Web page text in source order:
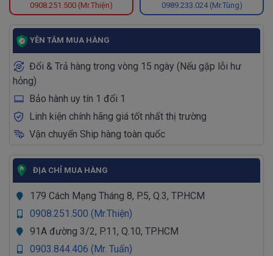
0908.251.500 (Mr.Thiện) 0989.233.024 (Mr.Tùng)
YÊN TÂM MUA HÀNG
Đổi & Trả hàng trong vòng 15 ngày (Nếu gặp lỗi hư
hỏng)
Bảo hành uy tín 1 đổi 1
Linh kiện chính hãng giá tốt nhất thị trường
Vận chuyển Ship hàng toàn quốc
ĐỊA CHỈ MUA HÀNG
179 Cách Mạng Tháng 8, P.5, Q.3, TP.HCM
0908.251.500 (Mr.Thiện)
91A đường 3/2, P.11, Q.10, TP.HCM
0903.844.406 (Mr. Tuấn)